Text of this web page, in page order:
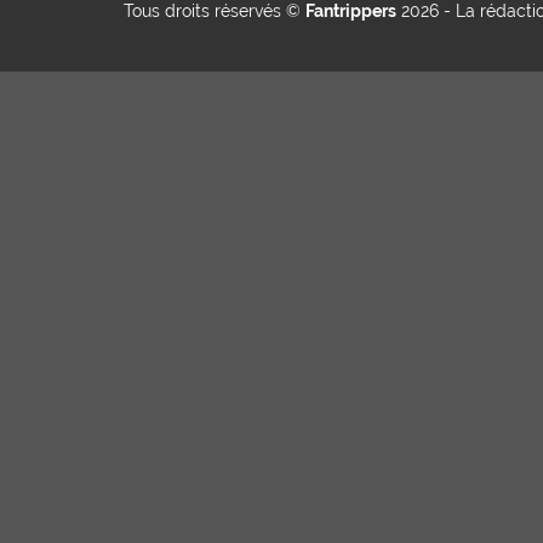
Tous droits réservés © Fantrippers 2026 - La